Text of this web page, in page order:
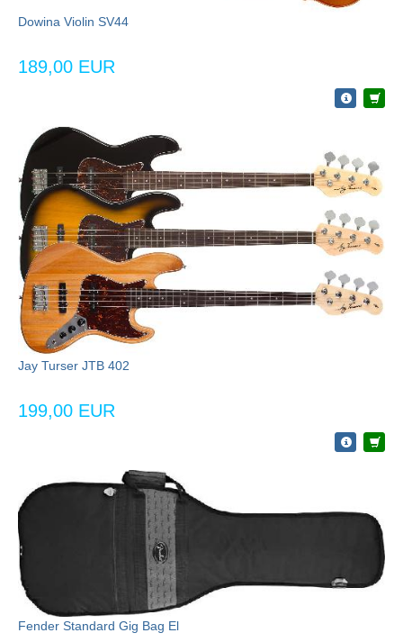
Dowina Violin SV44
189,00 EUR
Jay Turser JTB 402
199,00 EUR
Fender Standard Gig Bag El